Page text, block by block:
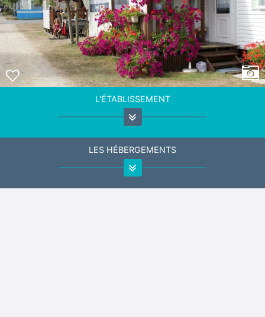
L'ÉTABLISSEMENT
LES HÉBERGEMENTS